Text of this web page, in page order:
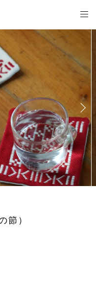
節）